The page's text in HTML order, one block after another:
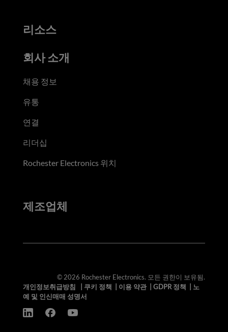
리소스
회사 소개
채용 정보
유통
연결
리더십
Rochester Electronics 위치
제조업체
© 2026 Rochester Electronics. 모든 권한이 보유됨.
개인정보취급방침
쿠키 정책 이용 약관| GDPR 정책
노
예 및 인신매매 성명서